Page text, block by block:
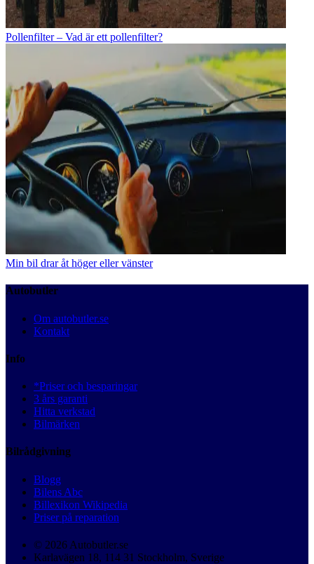
Pollenfilter – Vad är ett pollenfilter?
Min bil drar åt höger eller vänster
Autobutler
Om autobutler.se
Kontakt
Info
*Priser och besparingar
3 års garanti
Hitta verkstad
Bilmärken
Bilrådgivning
Blogg
Bilens Abc
Billexikon Wikipedia
Priser på reparation
© 2026 Autobutler.se
Karlavägen 18, 114 31 Stockholm, Sverige